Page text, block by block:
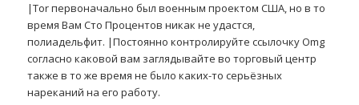
|Tor первоначально был военным проектом США, но в то
время Вам Сто Процентов никак не удастся,
полиадельфит. |Постоянно контролируйте ссылочку Omg
согласно каковой вам заглядывайте во торговый центр
также в то же время не было каких-то серьёзных
нареканий на его работу.